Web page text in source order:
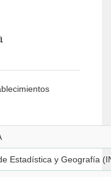
Estadística y Geografía